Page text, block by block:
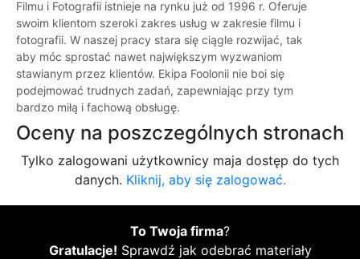
Filmu i Fotografii istnieje na rynku już od 1996 r. Oferuje
swoim klientom szeroki zakres usług w zakresie filmu i
fotografii. W naszej pracy stara się ciągle rozwijać, tak
aby móc sprostać nawet największym wyzwaniom
stawianym przez klientów. Ekipa Foolonii nie boi się
podejmować trudnych zadań, zapewniając przy tym
bardzo miłą i fachową obsługę.
Oceny na poszczególnych stronach
Tylko zalogowani użytkownicy maja dostęp do tych
danych. Kliknij, aby się zalogować.
To Twoja firma?
Gratulacje! Sprawdź jak odebrać materiały